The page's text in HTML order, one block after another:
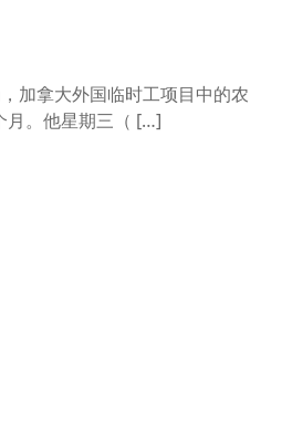
加拿大外国临时工项目中的农
月。他星期三（ […]